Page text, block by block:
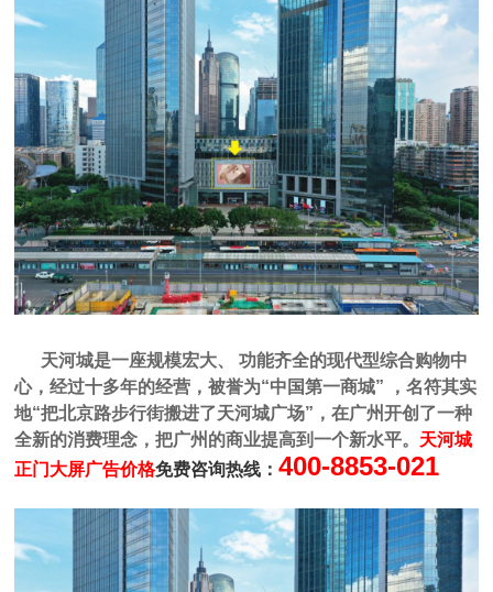
天河城是一座规模宏大、 功能齐全的现代型综合购物中
心，经过十多年的经营，被誉为“中国第一商城” ，名符其实
地“把北京路步行街搬进了天河城广场”，在广州开创了一种
全新的消费理念，把广州的商业提高到一个新水平。 天河城
正门 大屏广告价格免费咨询热线：400-8853-021